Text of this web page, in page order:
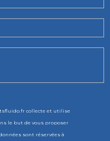
collecte et utilise
le but de vous proposer
sont réservées à